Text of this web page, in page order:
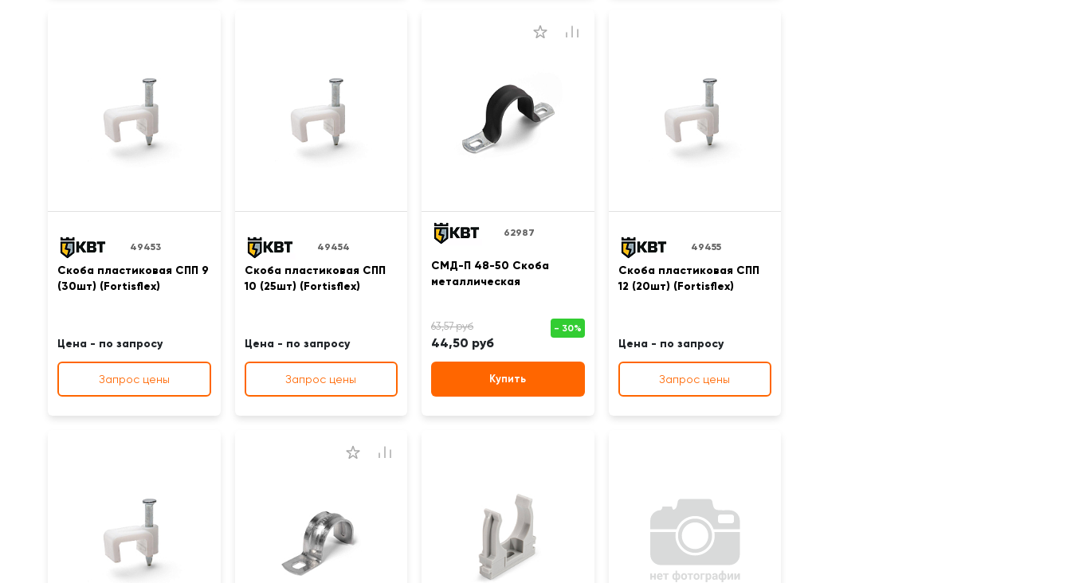
49453
Скоба пластиковая СПП 9
(30шт) (Fortisflex)
Цена - по запросу
Запрос цены
49454
Скоба пластиковая СПП
10 (25шт) (Fortisflex)
Цена - по запросу
Запрос цены
62987
СМД-П 48-50 Скоба
металлическая
44,50 руб
Купить
49455
Скоба пластиковая СПП
12 (20шт) (Fortisflex)
Цена - по запросу
Запрос цены